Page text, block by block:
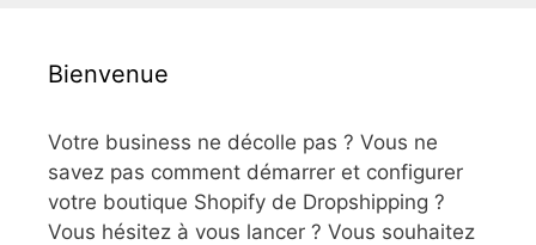
Bienvenue
Votre business ne décolle pas ? Vous ne
savez pas comment démarrer et configurer
votre boutique Shopify de Dropshipping ?
Vous hésitez à vous lancer ? Vous souhaitez